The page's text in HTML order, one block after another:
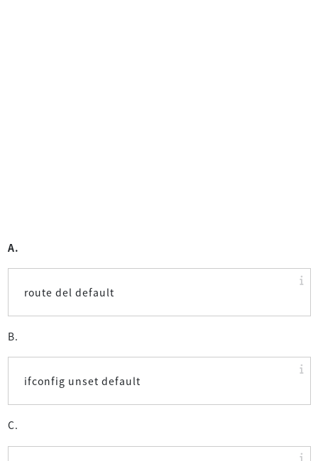
A.
route del default
B.
ifconfig unset default
C.